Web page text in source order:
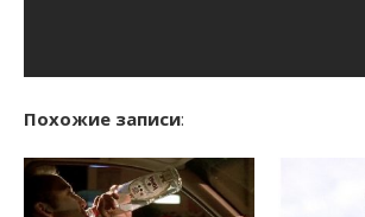
Похожие записи: